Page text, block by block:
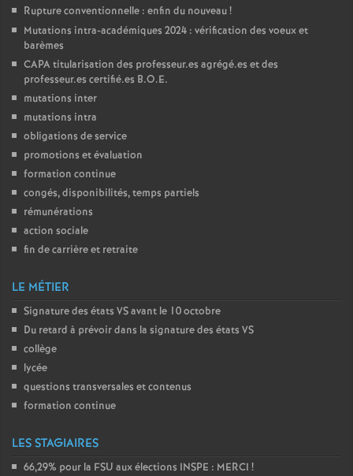
Rupture conventionnelle : enfin du nouveau!
Mutations intra-académiques 2024 : vérification des voeux et
barèmes
CAPAtitularisation des professeur.es agrégé.es et des
professeur.es certifié.es B.O.E.
mutations inter
mutations intra
obligations de service
promotions et évaluation
formation continue
congés, disponibilités, temps partiels
rémunérations
action sociale
fin de carrière et retraite
LE MÉTIER
Signature des états VSavant le 10 octobre
Du retard à prévoir dans la signature des états VS
collège
lycée
questions transversales et contenus
formation continue
LES STAGIAIRES
66,29% pour la FSU aux élections INSPE : MERCI !